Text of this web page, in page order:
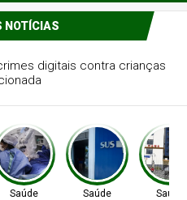
NOTÍCIAS
nos 20 anos da Lei
Penha
Saúde Saúde Saúde